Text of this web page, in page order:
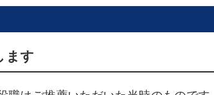
ます